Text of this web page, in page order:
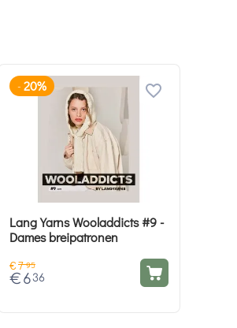
- 20%
Lang Yarns Wooladdicts #9 -
Dames breipatronen
€7 95
€ 6 36